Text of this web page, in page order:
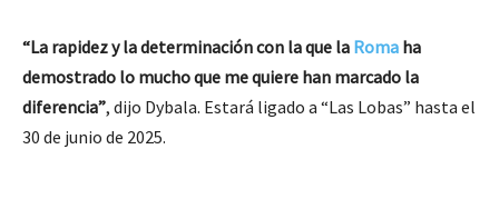
“La rapidez y la determinación con la que la Roma ha
demostrado lo mucho que me quiere han marcado la
diferencia”, dijo Dybala. Estará ligado a “Las Lobas” hasta el
30 de junio de 2025.